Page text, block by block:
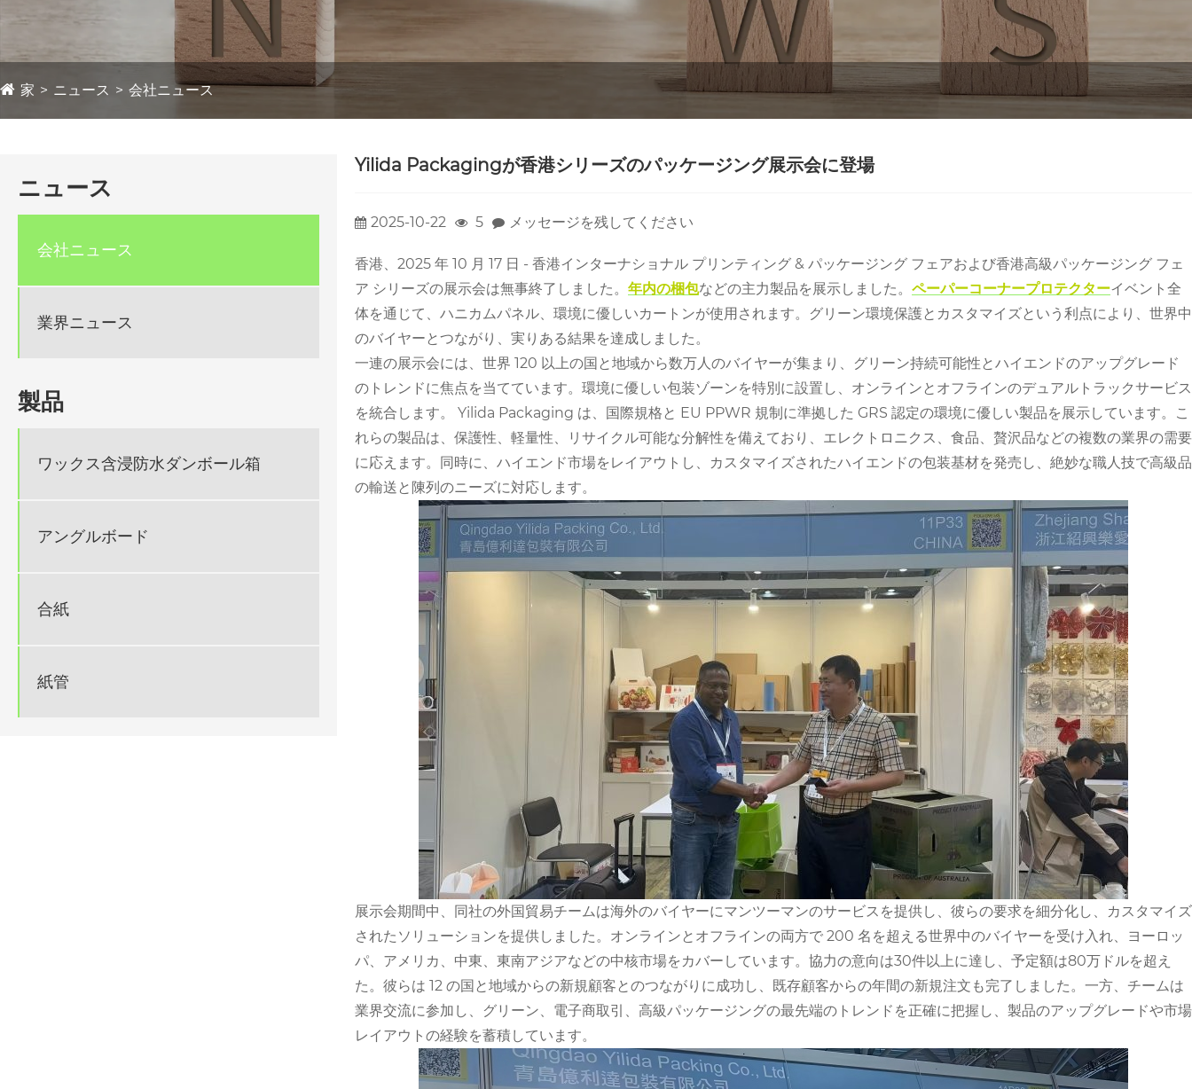
家 ニュース 会社ニュース
ニュース
会社ニュース
業界ニュース
製品
ワックス含浸防水ダンボール箱
アングルボード
合紙
紙管
Yilida Packagingが香港シリーズのパッケージング展示会に登場
2025-10-22 5 メッセージを残してください
香港、2025 年 10 月 17 日 - 香港インターナショナル プリンティング & パッケージング フェアおよび香港高級パッケージング フェ
ア シリーズの展示会は無事終了しました。 年内の梱包などの主力製品を展示しました。 ペーパーコーナープロテクターイベント全
体を通じて、ハニカムパネル、環境に優しいカートンが使用されます。グリーン環境保護とカスタマイズという利点により、世界中
のバイヤーとつながり、実りある結果を達成しました。
一連の展示会には、世界 120 以上の国と地域から数万人のバイヤーが集まり、グリーン持続可能性とハイエンドのアップグレード
のトレンドに焦点を当てています。環境に優しい包装ゾーンを特別に設置し、オンラインとオフラインのデュアルトラックサービス
を統合します。 Yilida Packaging は、国際規格と EU PPWR 規制に準拠した GRS 認定の環境に優しい製品を展示しています。こ
れらの製品は、保護性、軽量性、リサイクル可能な分解性を備えており、エレクトロニクス、食品、贅沢品などの複数の業界の需要
に応えます。同時に、ハイエンド市場をレイアウトし、カスタマイズされたハイエンドの包装基材を発売し、絶妙な職人技で高級品
の輸送と陳列のニーズに対応します。
展示会期間中、同社の外国貿易チームは海外のバイヤーにマンツーマンのサービスを提供し、彼らの要求を細分化し、カスタマイズ
されたソリューションを提供しました。オンラインとオフラインの両方で 200 名を超える世界中のバイヤーを受け入れ、ヨーロッ
パ、アメリカ、中東、東南アジアなどの中核市場をカバーしています。協力の意向は30件以上に達し、予定額は80万ドルを超え
た。彼らは 12 の国と地域からの新規顧客とのつながりに成功し、既存顧客からの年間の新規注文も完了しました。一方、チームは
業界交流に参加し、グリーン、電子商取引、高級パッケージングの最先端のトレンドを正確に把握し、製品のアップグレードや市場
レイアウトの経験を蓄積しています。